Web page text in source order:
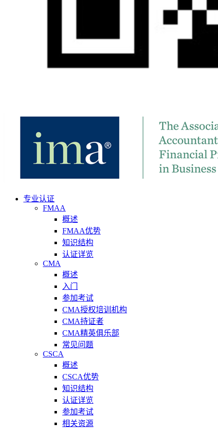
专业认证
FMAA
概述
FMAA优势
知识结构
认证详览
CMA
概述
入门
参加考试
CMA授权培训机构
CMA持证者
CMA精英俱乐部
常见问题
CSCA
概述
CSCA优势
知识结构
认证详览
参加考试
相关资源